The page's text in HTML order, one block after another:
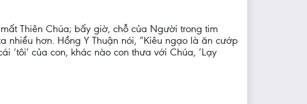
Thiên Chúa; bấy giờ, chỗ của Người trong tim
hơn. Hồng Y Thuận nói, “Kiêu ngạo là ăn cướp
‘tôi’ của con, khác nào con thưa với Chúa, ‘Lạy